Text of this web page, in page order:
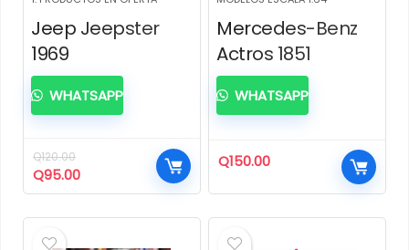
Jeep Jeepster
1969
Q120.00
El
precio
Q95.00El
precio
WHATSAPP
Mercedes-Benz
Actros 1851
Q150.00
WHATSAPP